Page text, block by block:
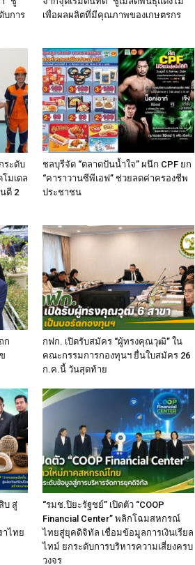
บการ
เพื่อผลผลิตที่มีคุณภาพของเกษตรกร
ระดับ
มเดล
ตี 2
ชลบุรีจัด “ตลาดปันน้ำใจ” ผนึก CPF ยก
“คาราวานซีพีเอฟ” ช่วยลดค่าครองชีพ
ประชาชน
ก
กฟก. เปิดรับสมัคร “ผู้ทรงคุณวุฒิ” ใน
คณะกรรมการกองทุนฯ ยื่นใบสมัคร 26
ก.ค.นี้ วันสุดท้าย
บ สู่
าไทย
“รมช.ปิยะรัฐชย์” เปิดตัว “COOP
Financial Center” พลิกโฉมสหกรณ์
ไทยสู่ยุคดิจิทัล เชื่อมข้อมูลการเงินเรียล
ไทม์ ยกระดับการบริหารความเสี่ยงครบ
วงจร